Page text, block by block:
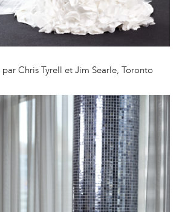
par Chris Tyrell et Jim Searle, Toronto